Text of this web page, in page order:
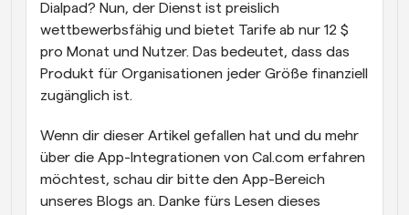
Dialpad? Nun, der Dienst ist preislich
wettbewerbsfähig und bietet Tarife ab nur 12 $
pro Monat und Nutzer. Das bedeutet, dass das
Produkt für Organisationen jeder Größe finanziell
zugänglich ist.
Wenn dir dieser Artikel gefallen hat und du mehr
über die App-Integrationen von Cal.com erfahren
möchtest, schau dir bitte den App-Bereich
unseres Blogs an. Danke fürs Lesen dieses